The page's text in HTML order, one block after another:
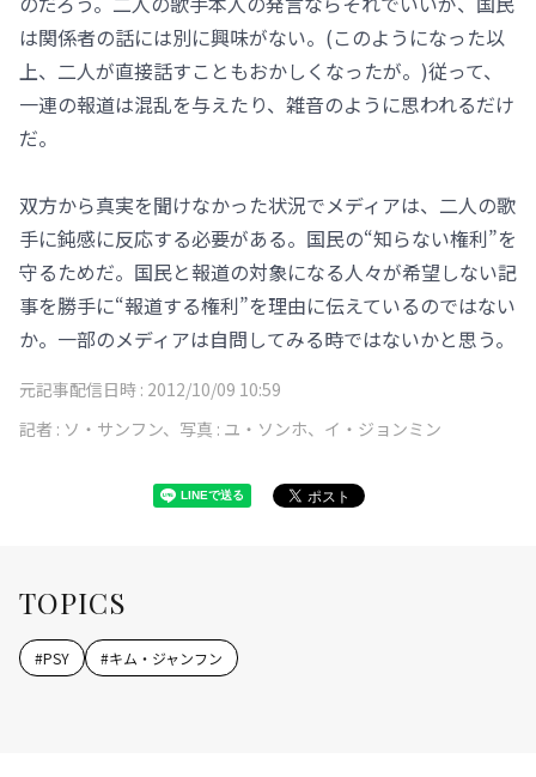
は関係者の話には別に興味がない。(このようになった以
上、二人が直接話すこともおかしくなったが。)従って、
一連の報道は混乱を与えたり、雑音のように思われるだけ
だ。
双方から真実を聞けなかった状況でメディアは、二人の歌
手に鈍感に反応する必要がある。国民の“知らない権利”を
守るためだ。国民と報道の対象になる人々が希望しない記
事を勝手に“報道する権利”を理由に伝えているのではない
か。一部のメディアは自問してみる時ではないかと思う。
元記事配信日時 : 2012/10/09 10:59
記者 : ソ・サンフン、写真 : ユ・ソンホ、イ・ジョンミン
TOPICS
#PSY #キム・ジャンフン